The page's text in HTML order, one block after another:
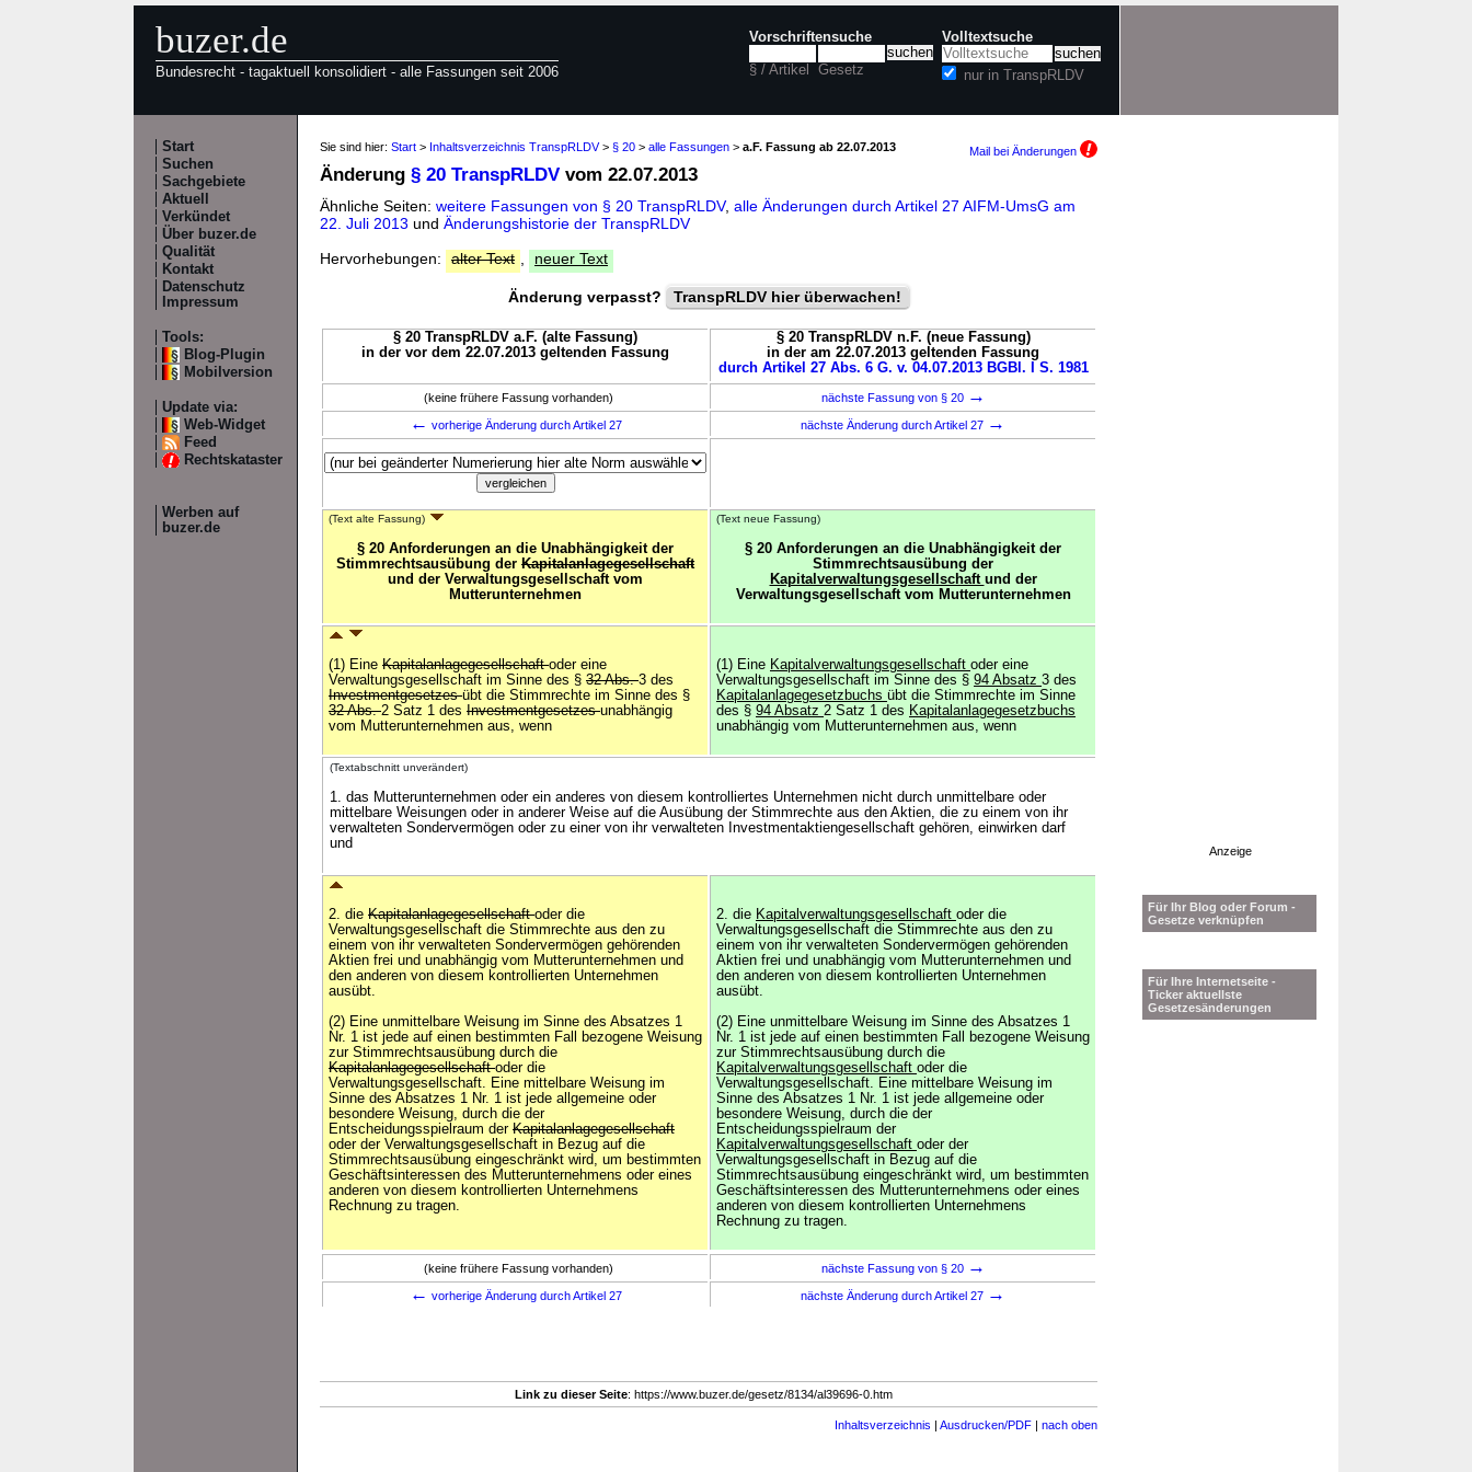
buzer.de
Bundesrecht - tagaktuell konsolidiert - alle Fassungen seit 2006
Vorschriftensuche
§ / Artikel Gesetz
Volltextsuche
nur in TranspRLDV
Start
Suchen
Sachgebiete
Aktuell
Verkündet
Über buzer.de
Qualität
Kontakt
Datenschutz
Impressum
Tools:
Blog-Plugin
Mobilversion
Update via:
Web-Widget
Feed
Rechtskataster
Werben auf
buzer.de
Sie sind hier: Start > Inhaltsverzeichnis TranspRLDV> § 20 > alle Fassungen > a.F. Fassung ab 22.07.2013 Mail bei Änderungen
Änderung § 20 TranspRLDV vom 22.07.2013
Ähnliche Seiten: weitere Fassungen von § 20 TranspRLDV, alle Änderungen durch Artikel 27 AIFM-UmsG am
22. Juli 2013 und Änderungshistorie der TranspRLDV
Hervorhebungen:
alter Text neuer Text
Änderung verpasst? TranspRLDV hier überwachen!
§ 20 TranspRLDV a.F. (alte Fassung)
in der vor dem 22.07.2013 geltenden Fassung
§ 20 TranspRLDV n.F. (neue Fassung)
in der am 22.07.2013 geltenden Fassung
durch Artikel 27 Abs. 6 G. v. 04.07.2013 BGBl. I S. 1981
(keine frühere Fassung vorhanden) nächste Fassung von § 20 →
← vorherige Änderung durch Artikel 27 nächste Änderung durch Artikel 27 →
(Text alte Fassung)
§ 20 Anforderungen an die Unabhängigkeit der
Stimmrechtsausübung der Kapitalanlagegesellschaft
und der Verwaltungsgesellschaft vom
Mutterunternehmen
(Text neue Fassung)
§ 20 Anforderungen an die Unabhängigkeit der
Stimmrechtsausübung der
Kapitalverwaltungsgesellschaft und der
Verwaltungsgesellschaft vom Mutterunternehmen
(1) Eine Kapitalanlagegesellschaftoder eine
Verwaltungsgesellschaft im Sinne des § 32 Abs.3 des
Investmentgesetzesübt die Stimmrechte im Sinne des §
32 Abs.2 Satz 1 des Investmentgesetzesunabhängig
vom Mutterunternehmen aus, wenn
(1) Eine Kapitalverwaltungsgesellschaft oder eine
Verwaltungsgesellschaft im Sinne des § 94 Absatz 3 des
Kapitalanlagegesetzbuchs übt die Stimmrechte im Sinne
des § 94 Absatz 2 Satz 1 des Kapitalanlagegesetzbuchs
unabhängig vom Mutterunternehmen aus, wenn
(Textabschnitt unverändert)
1. das Mutterunternehmen oder ein anderes von diesem kontrolliertes Unternehmen nicht durch unmittelbare oder
mittelbare Weisungen oder in anderer Weise auf die Ausübung der Stimmrechte aus den Aktien, die zu einem von ihr
verwalteten Sondervermögen oder zu einer von ihr verwalteten Investmentaktiengesellschaft gehören, einwirken darf
und
2. die Kapitalanlagegesellschaftoder die
Verwaltungsgesellschaft die Stimmrechte aus den zu
einem von ihr verwalteten Sondervermögen gehörenden
Aktien frei und unabhängig vom Mutterunternehmen und
den anderen von diesem kontrollierten Unternehmen
ausübt.
(2) Eine unmittelbare Weisung im Sinne des Absatzes 1
Nr. 1 ist jede auf einen bestimmten Fall bezogene Weisung
zur Stimmrechtsausübung durch die
Kapitalanlagegesellschaftoder die
Verwaltungsgesellschaft. Eine mittelbare Weisung im
Sinne des Absatzes 1 Nr. 1 ist jede allgemeine oder
besondere Weisung, durch die der
Entscheidungsspielraum der Kapitalanlagegesellschaft
oder der Verwaltungsgesellschaft in Bezug auf die
Stimmrechtsausübung eingeschränkt wird, um bestimmten
Geschäftsinteressen des Mutterunternehmens oder eines
anderen von diesem kontrollierten Unternehmens
Rechnung zu tragen.
2. die Kapitalverwaltungsgesellschaft oder die
Verwaltungsgesellschaft die Stimmrechte aus den zu
einem von ihr verwalteten Sondervermögen gehörenden
Aktien frei und unabhängig vom Mutterunternehmen und
den anderen von diesem kontrollierten Unternehmen
ausübt.
(2) Eine unmittelbare Weisung im Sinne des Absatzes 1
Nr. 1 ist jede auf einen bestimmten Fall bezogene Weisung
zur Stimmrechtsausübung durch die
Kapitalverwaltungsgesellschaft oder die
Verwaltungsgesellschaft. Eine mittelbare Weisung im
Sinne des Absatzes 1 Nr. 1 ist jede allgemeine oder
besondere Weisung, durch die der
Entscheidungsspielraum der
Kapitalverwaltungsgesellschaft oder der
Verwaltungsgesellschaft in Bezug auf die
Stimmrechtsausübung eingeschränkt wird, um bestimmten
Geschäftsinteressen des Mutterunternehmens oder eines
anderen von diesem kontrollierten Unternehmens
Rechnung zu tragen.
(keine frühere Fassung vorhanden) nächste Fassung von § 20 →
← vorherige Änderung durch Artikel 27 nächste Änderung durch Artikel 27 →
Link zu dieser Seite: https://www.buzer.de/gesetz/8134/al39696-0.htm
Inhaltsverzeichnis | Ausdrucken/PDF | nach oben
Anzeige
Für Ihr Blog oder Forum -
Gesetze verknüpfen
Für Ihre Internetseite -
Ticker aktuellste
Gesetzesänderungen